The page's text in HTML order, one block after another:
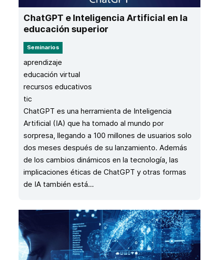
ChatGPT e Inteligencia Artificial en la
educación superior
Seminarios
aprendizaje
educación virtual
recursos educativos
tic
ChatGPT es una herramienta de Inteligencia
Artificial (IA) que ha tomado al mundo por
sorpresa, llegando a 100 millones de usuarios solo
dos meses después de su lanzamiento. Además
de los cambios dinámicos en la tecnología, las
implicaciones éticas de ChatGPT y otras formas
de IA también está...